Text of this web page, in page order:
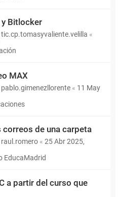
Bitlocker
tic.cp.tomasyvaliente.velilla «
MAX
pablo.gimenezllorente « 11 May
correos de una carpeta
raul.romero « 25 Abr 2025,
EducaMadrid
a partir del curso que